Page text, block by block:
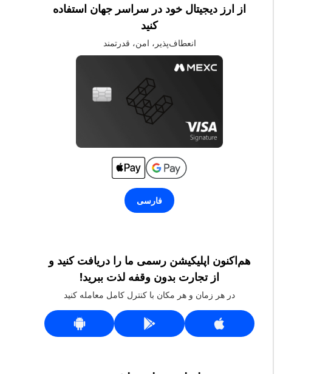
از ارز دیجیتال خود در سراسر جهان استفاده
کنید
انعطاف‌پذیر، امن، قدرتمند
فارسی
هم‌اکنون اپلیکیشن رسمی ما را دریافت کنید و
از تجارت بدون وقفه لذت ببرید!
در هر زمان و هر مکان با کنترل کامل معامله کنید